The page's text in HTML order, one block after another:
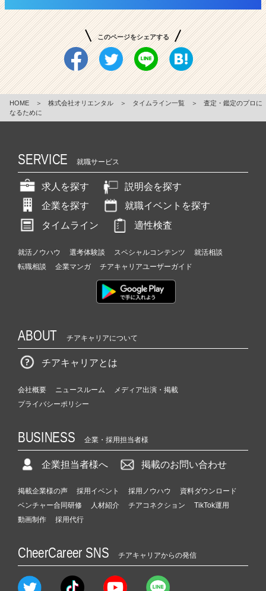
このページをシェアする
HOME ＞ 株式会社オリエンタル ＞ タイムライン一覧 ＞
査定・鑑定のプロに
なるために
SERVICE 就職サービス
求人を探す
説明会を探す
企業を探す
就職イベントを探す
タイムライン
適性検査
就活ノウハウ 選考体験談 スペシャルコンテンツ
就活相談
転職相談
企業マンガ チアキャリアユーザーガイド
ABOUT チアキャリアについて
チアキャリアとは
会社概要 ニュースルーム
メディア出演・掲載
プライバシーポリシー
BUSINESS 企業・採用担当者様
企業担当者様へ 掲載のお問い合わせ
掲載企業様の声 採用イベント 採用ノウハウ
資料ダウンロード
ベンチャー合同研修
人材紹介 チアコネクション
TikTok運用
動画制作
採用代行
CheerCareer SNS チアキャリアからの発信